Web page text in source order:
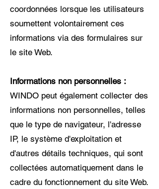
coordonnées lorsque les utilisateurs
soumettent volontairement ces
informations via des formulaires sur
le site Web.
Informations non personnelles :
WINDO peut également collecter des
informations non personnelles, telles
que le type de navigateur, l'adresse
IP, le système d'exploitation et
d'autres détails techniques, qui sont
collectées automatiquement dans le
cadre du fonctionnement du site Web.